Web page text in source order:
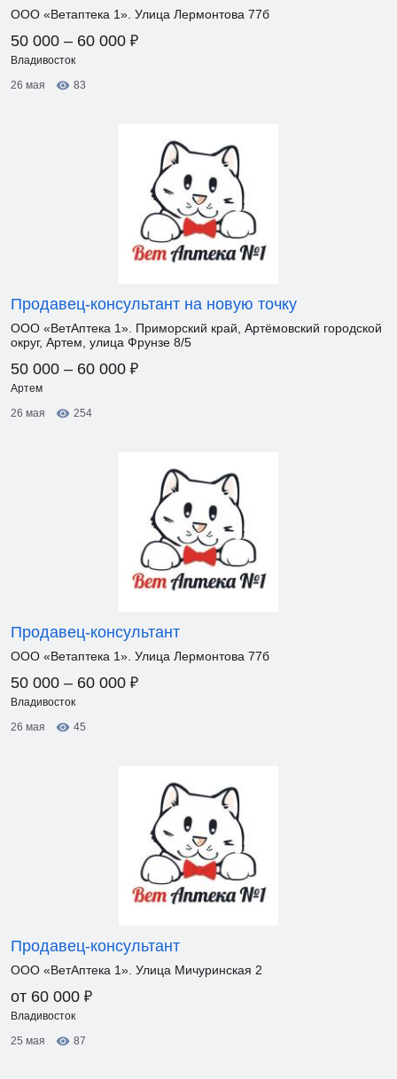
ООО «Ветаптека 1». Улица Лермонтова 77б
50 000 – 60 000 ₽
Владивосток
26 мая
83
Продавец-консультант на новую точку
ООО «ВетАптека 1». Приморский край, Артёмовский городской
округ, Артем, улица Фрунзе 8/5
50 000 – 60 000 ₽
Артем
26 мая
254
Продавец-консультант
ООО «Ветаптека 1». Улица Лермонтова 77б
50 000 – 60 000 ₽
Владивосток
26 мая
45
Продавец-консультант
ООО «ВетАптека 1». Улица Мичуринская 2
от 60 000 ₽
Владивосток
25 мая
87